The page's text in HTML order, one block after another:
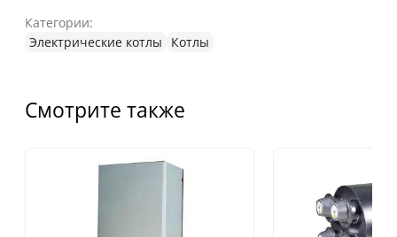
Категории:
Электрические котлы
Котлы
Смотрите также